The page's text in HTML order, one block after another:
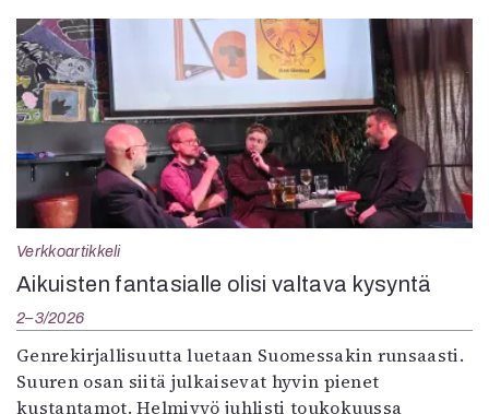
Verkkoartikkeli
Aikuisten fantasialle olisi valtava kysyntä
2–3/2026
Genrekirjallisuutta luetaan Suomessakin runsaasti.
Suuren osan siitä julkaisevat hyvin pienet
kustantamot. Helmivyö juhlisti toukokuussa